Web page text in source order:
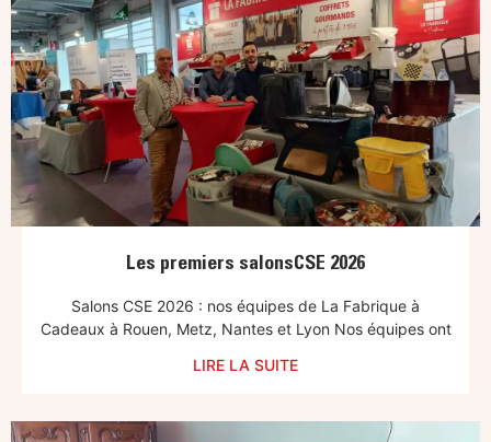
Les premiers salonsCSE 2026
Salons CSE 2026 : nos équipes de La Fabrique à
Cadeaux à Rouen, Metz, Nantes et Lyon Nos équipes ont
LIRE LA SUITE